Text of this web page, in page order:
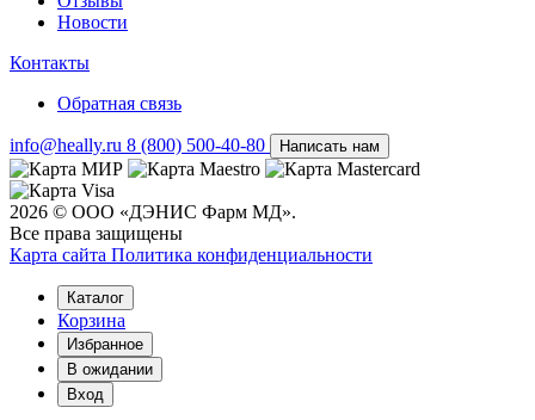
Новости
Контакты
Обратная связь
info@heally.ru 8 (800) 500-40-80 Написать нам
2026 © ООО «ДЭНИС Фарм МД».
Все права защищены
Карта сайта Политика конфиден­циальности
Каталог
Корзина
Избранное
В ожидании
Вход